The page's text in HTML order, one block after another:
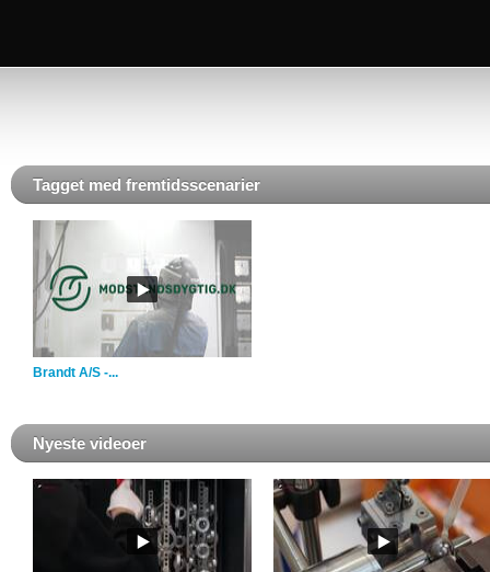
Tagget med fremtidsscenarier
Brandt A/S -...
Nyeste videoer